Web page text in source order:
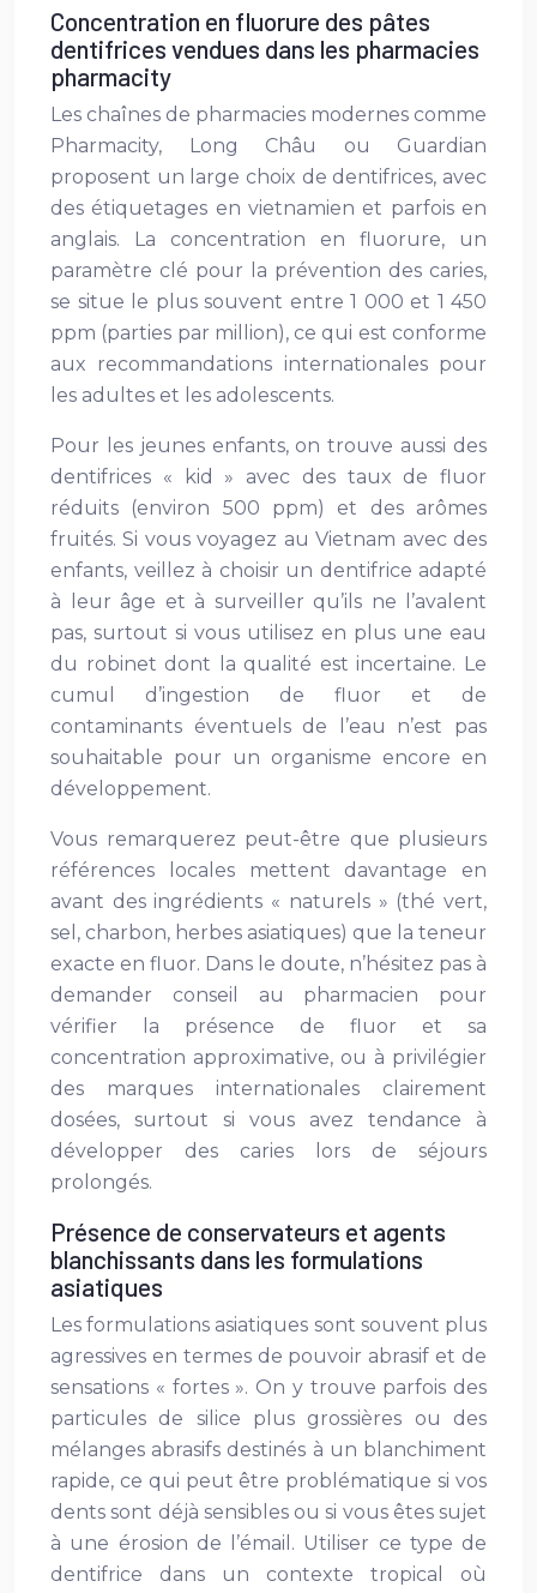
Concentration en fluorure des pâtes
dentifrices vendues dans les pharmacies
pharmacity
Les chaînes de pharmacies modernes comme
Pharmacity, Long Châu ou Guardian
proposent un large choix de dentifrices, avec
des étiquetages en vietnamien et parfois en
anglais. La concentration en fluorure, un
paramètre clé pour la prévention des caries,
se situe le plus souvent entre 1 000 et 1 450
ppm (parties par million), ce qui est conforme
aux recommandations internationales pour
les adultes et les adolescents.
Pour les jeunes enfants, on trouve aussi des
dentifrices « kid » avec des taux de fluor
réduits (environ 500 ppm) et des arômes
fruités. Si vous voyagez au Vietnam avec des
enfants, veillez à choisir un dentifrice adapté
à leur âge et à surveiller qu’ils ne l’avalent
pas, surtout si vous utilisez en plus une eau
du robinet dont la qualité est incertaine. Le
cumul d’ingestion de fluor et de
contaminants éventuels de l’eau n’est pas
souhaitable pour un organisme encore en
développement.
Vous remarquerez peut-être que plusieurs
références locales mettent davantage en
avant des ingrédients « naturels » (thé vert,
sel, charbon, herbes asiatiques) que la teneur
exacte en fluor. Dans le doute, n’hésitez pas à
demander conseil au pharmacien pour
vérifier la présence de fluor et sa
concentration approximative, ou à privilégier
des marques internationales clairement
dosées, surtout si vous avez tendance à
développer des caries lors de séjours
prolongés.
Présence de conservateurs et agents
blanchissants dans les formulations
asiatiques
Les formulations asiatiques sont souvent plus
agressives en termes de pouvoir abrasif et de
sensations « fortes ». On y trouve parfois des
particules de silice plus grossières ou des
mélanges abrasifs destinés à un blanchiment
rapide, ce qui peut être problématique si vos
dents sont déjà sensibles ou si vous êtes sujet
à une érosion de l’émail. Utiliser ce type de
dentifrice dans un contexte tropical où